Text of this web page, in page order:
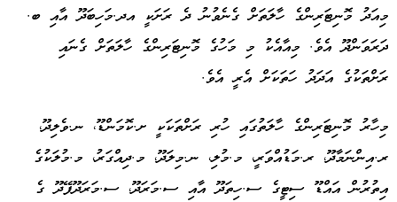
މިއަދު މޮނިޓަރިންގެ ހާލަތަށް ގެނެވުނު ދެ ރަށަކީ އދ.މަހިބަދޫ އާއި ބ.
ދަރަވަންދޫ އެވެ. މިއާއެކު މި މަހުގެ މޮނިޓަރިންގެ ހާލަތަށް ގެނައި
ރަށްތަކުގެ އަދަދު ހަތަކަށް އެރީ އެވެ.
މިހާރު މޮނިޓަރިންގެ ހާލަތުގައި ހުރި ރަށްތަކަކީ ށ.ކޮމަންޑޫ، ނ.ވެލިދޫ،
ރ.އިންނަމާދޫ، ރ.މަޑުއްވަރީ، މ.މުލި، ނ.މިލަދޫ، މ.ދިއްގަރު، މ.މުލަކުގެ
އިތުރުން އައްޑޫ ސިޓީގެ ސ.ހިތަދޫ އާއި ސ.މަރަދޫ، ސ.މަރަދޫފޭދޫ ގެ